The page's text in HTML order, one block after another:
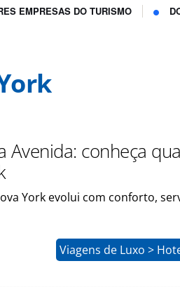
EMPRESAS DO TURISMO
Avenida: conheça
York evolui com conforto,
Viagens de Luxo >